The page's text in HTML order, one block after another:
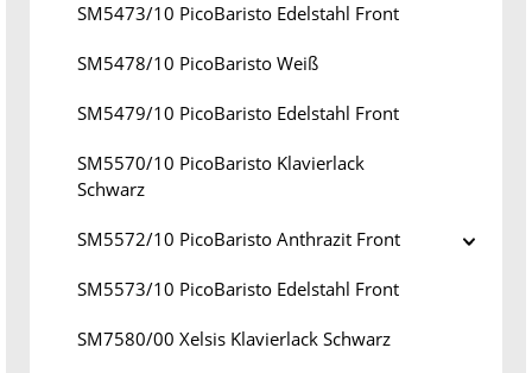
SM5473/10 PicoBaristo Edelstahl Front
SM5478/10 PicoBaristo Weiß
SM5479/10 PicoBaristo Edelstahl Front
SM5570/10 PicoBaristo Klavierlack
Schwarz
SM5572/10 PicoBaristo Anthrazit Front
SM5573/10 PicoBaristo Edelstahl Front
SM7580/00 Xelsis Klavierlack Schwarz